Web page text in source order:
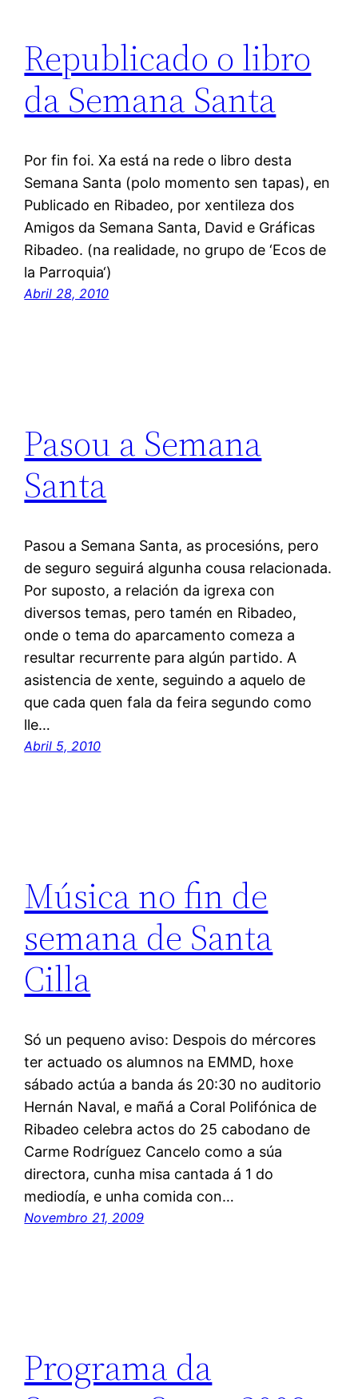
Republicado o libro
da Semana Santa
Por fin foi. Xa está na rede o libro desta
Semana Santa (polo momento sen tapas), en
Publicado en Ribadeo, por xentileza dos
Amigos da Semana Santa, David e Gráficas
Ribadeo. (na realidade, no grupo de ‘Ecos de
la Parroquia‘)
Abril 28, 2010
Pasou a Semana
Santa
Pasou a Semana Santa, as procesións, pero
de seguro seguirá algunha cousa relacionada.
Por suposto, a relación da igrexa con
diversos temas, pero tamén en Ribadeo,
onde o tema do aparcamento comeza a
resultar recurrente para algún partido. A
asistencia de xente, seguindo a aquelo de
que cada quen fala da feira segundo como
lle…
Abril 5, 2010
Música no fin de
semana de Santa
Cilla
Só un pequeno aviso: Despois do mércores
ter actuado os alumnos na EMMD, hoxe
sábado actúa a banda ás 20:30 no auditorio
Hernán Naval, e mañá a Coral Polifónica de
Ribadeo celebra actos do 25 cabodano de
Carme Rodríguez Cancelo como a súa
directora, cunha misa cantada á 1 do
mediodía, e unha comida con…
Novembro 21, 2009
Programa da